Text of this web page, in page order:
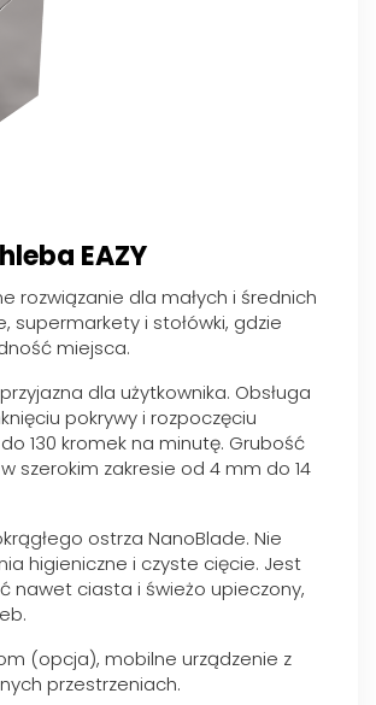
EAZY
rozwiązanie dla małych i średnich
supermarkety i stołówki, gdzie
miejsca.
dla użytkownika. Obsługa
pokrywy i rozpoczęciu
130 kromek na minutę. Grubość
szerokim zakresie od 4 mm do 14
ostrza NanoBlade. Nie
higieniczne i czyste cięcie. Jest
nawet ciasta i świeżo upieczony,
(opcja), mobilne urządzenie z
przestrzeniach.